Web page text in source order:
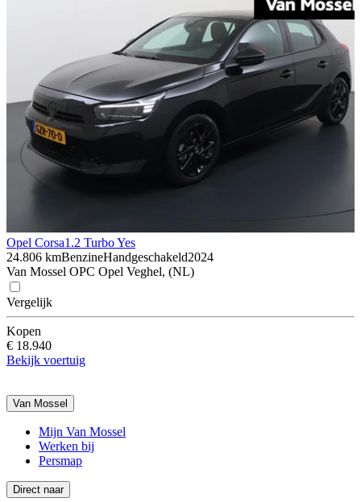
Opel Corsa1.2 Turbo Yes
24.806 kmBenzineHandgeschakeld2024
Van Mossel OPC Opel Veghel, (NL)
Vergelijk
Kopen
€ 18.940
Bekijk voertuig
Van Mossel
Mijn Van Mossel
Werken bij
Persmap
Direct naar